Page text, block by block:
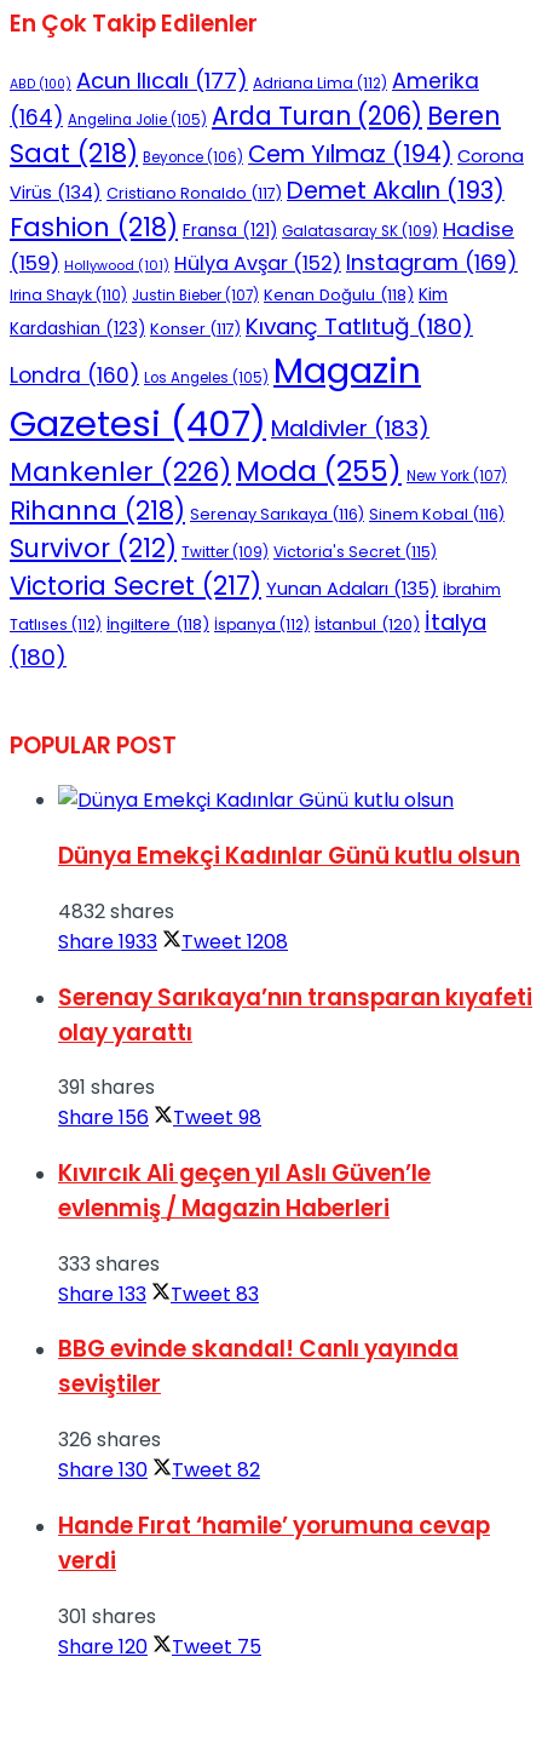
En Çok Takip Edilenler
ABD (100) Acun Ilıcalı (177) Adriana Lima (112) Amerika
(164) Angelina Jolie(105) Arda Turan (206) Beren
Saat (218) Beyonce(106) Cem Yılmaz (194) Corona
Virüs (134) Cristiano Ronaldo (117) Demet Akalın (193)
Fashion (218) Fransa (121) Galatasaray SK(109) Hadise
(159) Hollywood (101) Hülya Avşar (152) Instagram (169)
Irina Shayk(110) Justin Bieber(107) Kenan Doğulu (118) Kim
Kardashian (123) Konser (117) Kıvanç Tatlıtuğ (180)
Londra (160) Los Angeles (105) Magazin
Gazetesi (407) Maldivler (183)
Mankenler (226) Moda (255) New York(107)
Rihanna (218) Serenay Sarıkaya (116) Sinem Kobal (116)
Survivor (212) Twitter(109) Victoria's Secret (115)
Victoria Secret (217) Yunan Adaları (135) İbrahim
Tatlıses (112) İngiltere (118) İspanya (112) İstanbul (120) İtalya
(180)
POPULAR POST
Dünya Emekçi Kadınlar Günü kutlu olsun
4832 shares
Share1933 Tweet 1208
Serenay Sarıkaya’nın transparan kıyafeti
olay yarattı
391 shares
Share156 Tweet 98
Kıvırcık Ali geçen yıl Aslı Güven’le
evlenmiş / Magazin Haberleri
333 shares
Share133 Tweet 83
BBG evinde skandal! Canlı yayında
seviştiler
326 shares
Share130 Tweet 82
Hande Fırat ‘hamile’ yorumuna cevap
verdi
301 shares
Share120 Tweet 75